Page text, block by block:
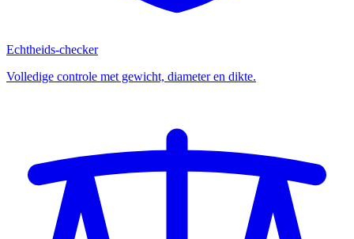
Echtheids-checker
Volledige controle met gewicht, diameter en dikte.